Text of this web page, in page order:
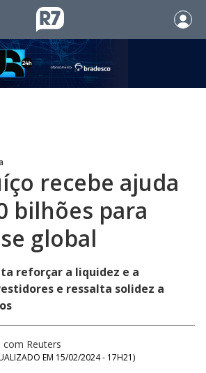
recebe ajuda
bilhões para
global
reforçar a liquidez e a
e ressalta solidez a
com Reuters
EM 15/02/2024 - 17H21)